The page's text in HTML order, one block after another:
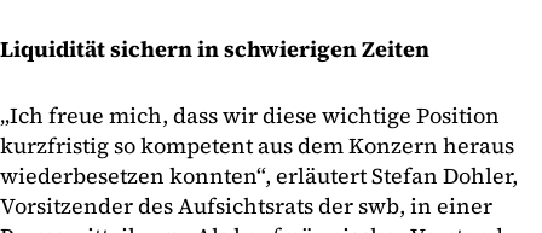
Liquidität sichern in schwierigen Zeiten
„Ich freue mich, dass wir diese wichtige Position
kurzfristig so kompetent aus dem Konzern heraus
wiederbesetzen konnten“, erläutert Stefan Dohler,
Vorsitzender des Aufsichtsrats der swb, in einer